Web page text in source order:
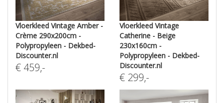
Vloerkleed Vintage Amber -
Crème 290x200cm -
Polypropyleen - Dekbed-
Discounter.nl
€ 459,-
Vloerkleed Vintage
Catherine - Beige
230x160cm -
Polypropyleen - Dekbed-
Discounter.nl
€ 299,-